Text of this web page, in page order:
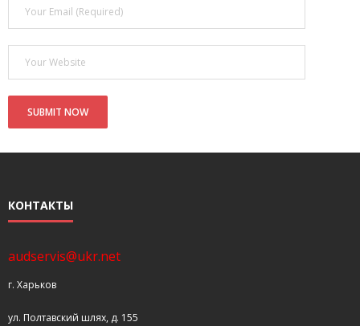
- Покупка усилителя после апгрейда. Случай с Амфитоном
- Конфигурирование и настройка акустических систем для
концертных залов
- Улучшаем звучание — подготовка помещения для
прослушивания музыки.
КОНТАКТЫ
audservis@ukr.net
г. Харьков
ул. Полтавский шлях, д. 155